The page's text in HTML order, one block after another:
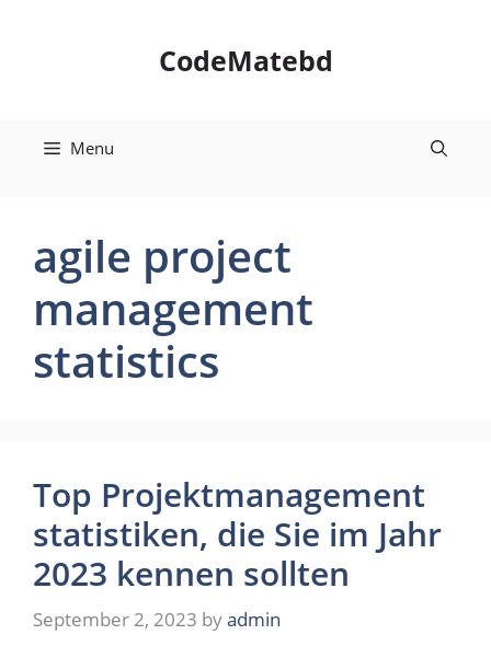
CodeMatebd
Menu
agile project
management
statistics
Top Projektmanagement
statistiken, die Sie im Jahr
2023 kennen sollten
September 2, 2023 byadmin